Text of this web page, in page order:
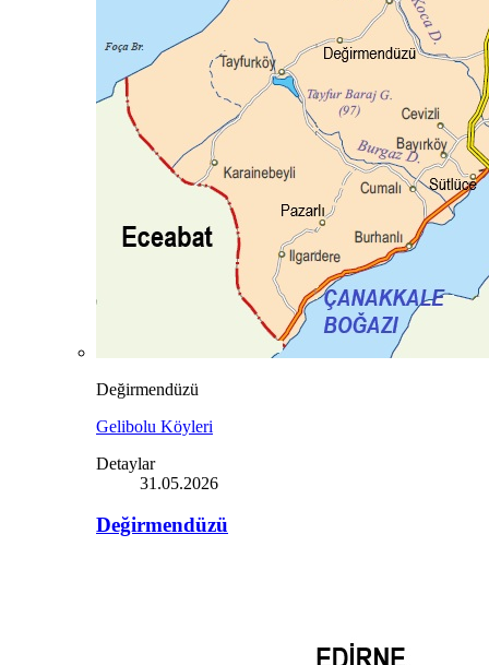
Değirmendüzü
Gelibolu Köyleri
Detaylar
31.05.2026
Değirmendüzü